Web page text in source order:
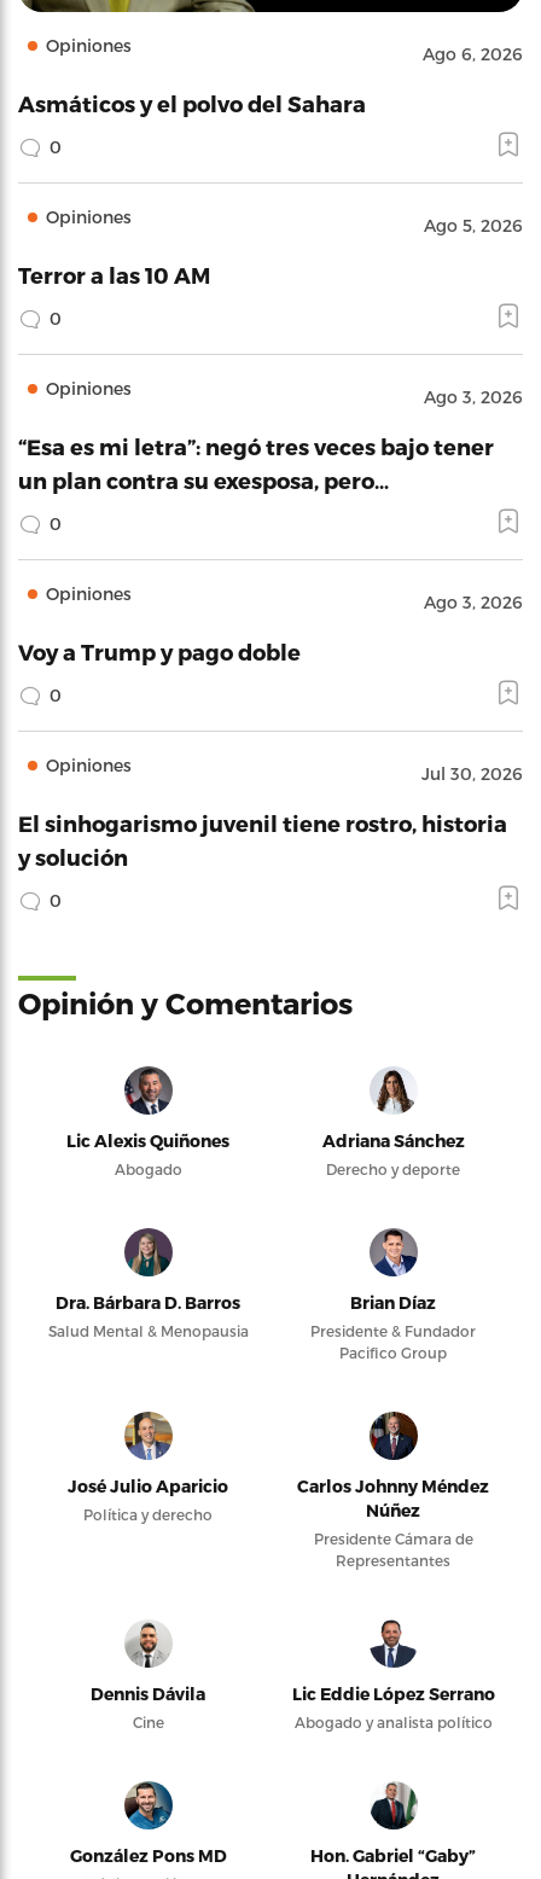
Opiniones Ago 6, 2026
Asmáticos y el polvo del Sahara
0
Opiniones Ago 5, 2026
Terror a las 10 AM
0
Opiniones Ago 3, 2026
“Esa es mi letra”: negó tres veces bajo tener
un plan contra su exesposa, pero…
0
Opiniones Ago 3, 2026
Voy a Trump y pago doble
0
Opiniones Jul 30, 2026
El sinhogarismo juvenil tiene rostro, historia
y solución
0
Opinión y Comentarios
Lic Alexis Quiñones
Abogado
Adriana Sánchez
Derecho y deporte
Dra. Bárbara D. Barros
Salud Mental & Menopausia
Brian Díaz
Presidente & Fundador
Pacifico Group
José Julio Aparicio
Política y derecho
Carlos Johnny Méndez
Núñez
Presidente Cámara de
Representantes
Dennis Dávila
Cine
Lic Eddie López Serrano
Abogado y analista político
González Pons MD
Hon. Gabriel “Gaby”